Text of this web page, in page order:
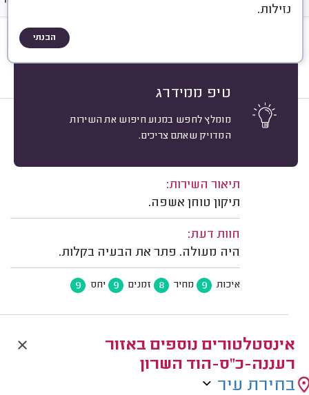
נזילות.
הבנתי
טיפ ממידרג
מומלץ לחפש במנוע חיפוש את השירות
המדויק שאתם צריכים.
עידו ב. רעננה.
אשרור: 15/07/2026
תיאור השירות:
תיקון טוחן אשפה.
חוות דעת:
היה מעולה. פתר את הבעיה בקלות.
איכות 9 מחיר 8 זמנים 9 יחס 9
אינסטלטורים נוספים באזור
רעננה-כ"ס-הוד השרון
בחירת עיר